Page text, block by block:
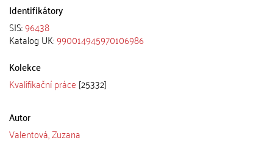
Identifikátory
SIS:96438
Katalog UK:990014945970106986
Kolekce
Kvalifikační práce [25332]
Autor
Valentová, Zuzana